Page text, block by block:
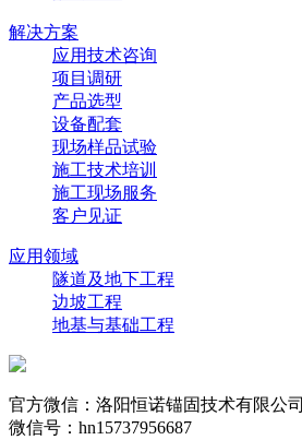
解决方案
应用技术咨询
项目调研
产品选型
设备配套
现场样品试验
施工技术培训
施工现场服务
客户见证
应用领域
隧道及地下工程
边坡工程
地基与基础工程
官方微信：洛阳恒诺锚固技术有限公司
微信号：hn15737956687